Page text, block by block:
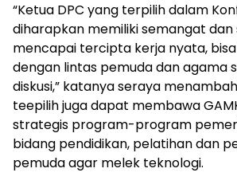
“Ketua DPC yang terpilih dalam
diharapkan memiliki semangat
mencapai tercipta kerja nyata,
dengan lintas pemuda dan agama
diskusi,” katanya seraya
teepilih juga dapat membawa
strategis program-program
bidang pendidikan, pelatihan dan
pemuda agar melek teknologi.